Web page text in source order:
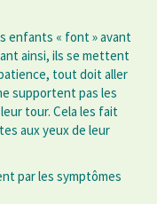
enfants « font » avant
ainsi, ils se mettent
tout doit aller
supportent pas les
tour. Cela les fait
aux yeux de leur
par les symptômes